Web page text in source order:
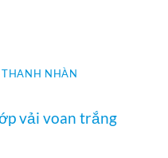
THANH NHÀN